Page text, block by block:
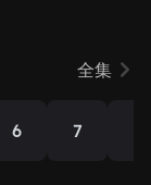
全集
6 7